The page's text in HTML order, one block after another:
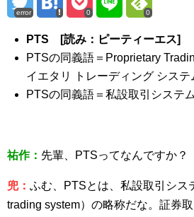
error 0 0
PTS [読み：ピーティーエス]
PTSの同義語＝Proprietary
イエタリ トレーディング システ
PTSの同義語＝私設取引システ
祐作： 先輩、PTSってなんですか？
兜： ふむ、PTSとは、私設取引シス
trading system）の略称だな。証券取